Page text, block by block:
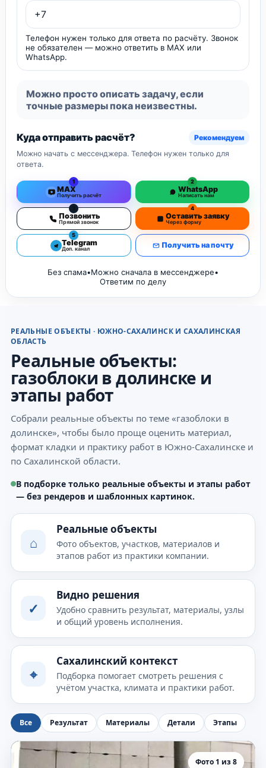
Телефон нужен только для ответа по расчёту. Звонок
не обязателен — можно ответить в MAX или
WhatsApp.
Можно просто описать задачу, если
точные размеры пока неизвестны.
Куда отправить расчёт?
Рекомендуем
Можно начать с мессенджера. Телефон нужен только для
ответа.
1
MAX
Получить расчёт
2
WhatsApp
Написать нам
3
Позвонить
Прямой звонок
4
Оставить заявку
Через форму
5
Telegram
Доп. канал Получить на почту
Без спама•Можно сначала в мессенджере•
Ответим по делу
РЕАЛЬНЫЕ ОБЪЕКТЫ · ЮЖНО-САХАЛИНСК И САХАЛИНСКАЯ
ОБЛАСТЬ
Реальные объекты:
газоблоки в долинске и
этапы работ
Собрали реальные объекты по теме «газоблоки в
долинске», чтобы было проще оценить материал,
формат кладки и практику работ в Южно-Сахалинске и
по Сахалинской области.
В подборке только реальные объекты и этапы работ
— без рендеров и шаблонных картинок.
⌂
Реальные объекты
Фото объектов, участков, материалов и
этапов работ из практики компании.
✓
Видно решения
Удобно сравнить результат, материалы, узлы
и общий уровень исполнения.
⌖
Сахалинский контекст
Подборка помогает смотреть решения с
учётом участка, климата и практики работ.
Все Результат Материалы Детали Этапы
Фото 1 из 8